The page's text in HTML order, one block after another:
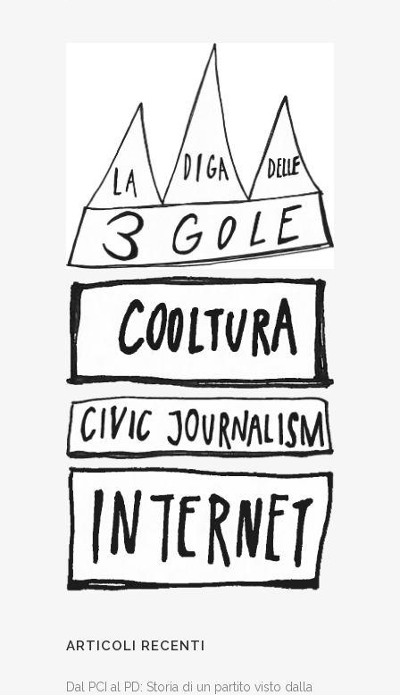
ARTICOLI RECENTI
Dal PCI al PD: Storia di un partito visto dalla